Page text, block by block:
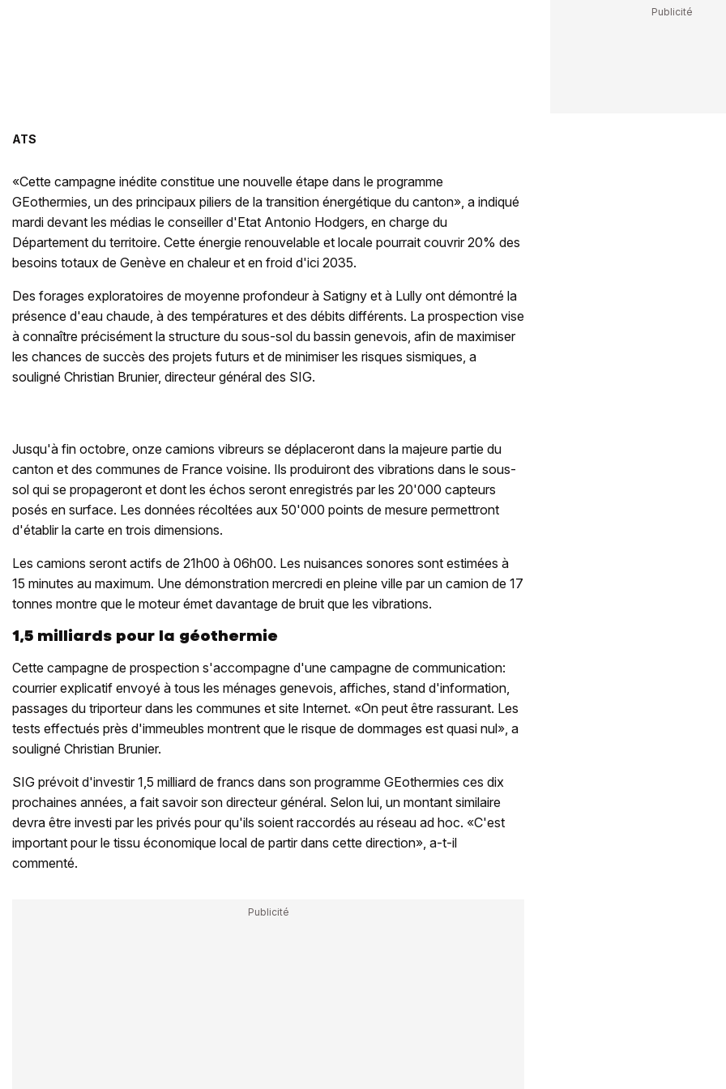
ATS
«Cette campagne inédite constitue une nouvelle étape dans le programme
GEothermies, un des principaux piliers de la transition énergétique du canton», a indiqué
mardi devant les médias le conseiller d'Etat Antonio Hodgers, en charge du
Département du territoire. Cette énergie renouvelable et locale pourrait couvrir 20% des
besoins totaux de Genève en chaleur et en froid d'ici 2035.
Des forages exploratoires de moyenne profondeur à Satigny et à Lully ont démontré la
présence d'eau chaude, à des températures et des débits différents. La prospection vise
à connaître précisément la structure du sous-sol du bassin genevois, afin de maximiser
les chances de succès des projets futurs et de minimiser les risques sismiques, a
souligné Christian Brunier, directeur général des SIG.
Jusqu'à fin octobre, onze camions vibreurs se déplaceront dans la majeure partie du
canton et des communes de France voisine. Ils produiront des vibrations dans le sous-
sol qui se propageront et dont les échos seront enregistrés par les 20'000 capteurs
posés en surface. Les données récoltées aux 50'000 points de mesure permettront
d'établir la carte en trois dimensions.
Les camions seront actifs de 21h00 à 06h00. Les nuisances sonores sont estimées à
15 minutes au maximum. Une démonstration mercredi en pleine ville par un camion de 17
tonnes montre que le moteur émet davantage de bruit que les vibrations.
1,5 milliards pour la géothermie
Cette campagne de prospection s'accompagne d'une campagne de communication:
courrier explicatif envoyé à tous les ménages genevois, affiches, stand d'information,
passages du triporteur dans les communes et site Internet. «On peut être rassurant. Les
tests effectués près d'immeubles montrent que le risque de dommages est quasi nul», a
souligné Christian Brunier.
SIG prévoit d'investir 1,5 milliard de francs dans son programme GEothermies ces dix
prochaines années, a fait savoir son directeur général. Selon lui, un montant similaire
devra être investi par les privés pour qu'ils soient raccordés au réseau ad hoc. «C'est
important pour le tissu économique local de partir dans cette direction», a-t-il
commenté.